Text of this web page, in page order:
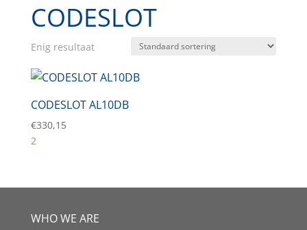
CODESLOT
Enig resultaat
CODESLOT AL10DB
€330,15
2
WHO WE ARE